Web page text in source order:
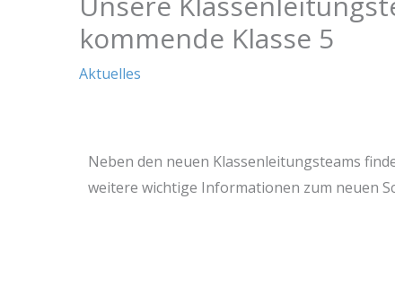
kommende Klasse 5
Aktuelles
Neben den neuen Klassenleitungsteams
weitere wichtige Informationen zum neuen